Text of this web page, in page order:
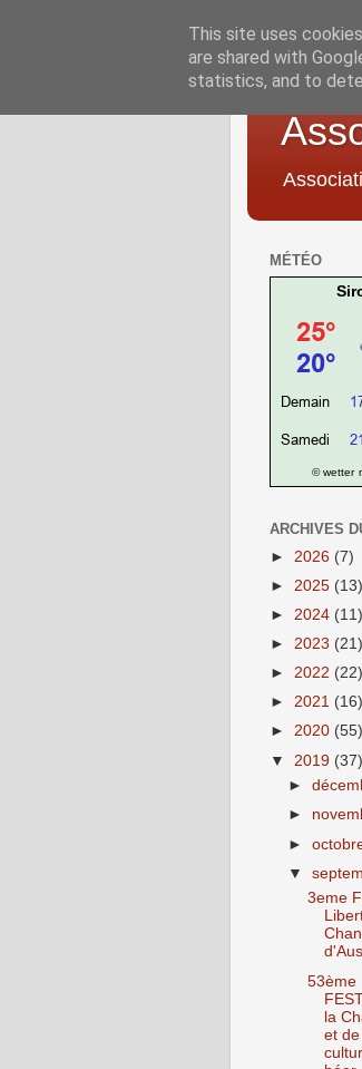
MÉTÉO
© wetter
ARCHIVES
► 2026 (7)
► 2025 (13)
► 2024 (11)
► 2023 (21)
► 2022 (22)
► 2021 (16)
► 2020 (55)
▼ 2019 (37)
►
►
►
▼
3eme
53ème
la
et de
This site uses
are shared with
statistics, and to